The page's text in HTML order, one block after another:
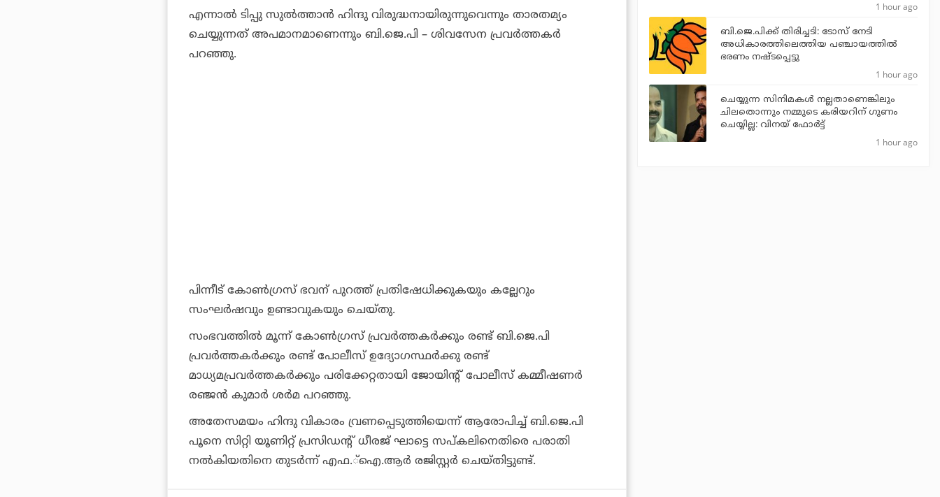
എന്നാല്‍ ടിപ്പു സുല്‍ത്താന്‍ ഹിന്ദു വിരുദ്ധനായിരുന്നുവെന്നും താരതമ്യം
ചെയ്യുന്നത് അപമാനമാണെന്നും ബി.ജെ.പി – ശിവസേന പ്രവര്‍ത്തകര്‍
പറഞ്ഞു.
പിന്നീട് കോണ്‍ഗ്രസ് ഭവന് പുറത്ത് പ്രതിഷേധിക്കുകയും കല്ലേറും
സംഘര്‍ഷവും ഉണ്ടാവുകയും ചെയ്തു.
സംഭവത്തില്‍ മൂന്ന് കോണ്‍ഗ്രസ് പ്രവര്‍ത്തകര്‍ക്കും രണ്ട് ബി.ജെ.പി
പ്രവര്‍ത്തകര്‍ക്കും രണ്ട് പോലീസ് ഉദ്യോഗസ്ഥര്‍ക്കു രണ്ട്
മാധ്യമപ്രവര്‍ത്തകര്‍ക്കും പരിക്കേറ്റതായി ജോയിന്റ് പോലീസ് കമ്മീഷണര്‍
രഞ്ജന്‍ കുമാര്‍ ശര്‍മ പറഞ്ഞു.
അതേസമയം ഹിന്ദു വികാരം വ്രണപ്പെടുത്തിയെന്ന് ആരോപിച്ച് ബി.ജെ.പി
പൂനെ സിറ്റി യൂണിറ്റ് പ്രസിഡന്റ് ധീരജ് ഘാട്ടെ സപ്കലിനെതിരെ പരാതി
നല്‍കിയതിനെ തുടര്‍ന്ന് എഫ.്ഐ.ആര്‍ രജിസ്റ്റര്‍ ചെയ്തിട്ടുണ്ട്.
1 hour ago
ബി.ജെ.പിക്ക് തിരിച്ചടി: ടോസ് നേടി
അധികാരത്തിലെത്തിയ പഞ്ചായത്തില്‍
ഭരണം നഷ്ടപ്പെട്ടു
1 hour ago
ചെയ്യുന്ന സിനിമകൾ നല്ലതാണെങ്കിലും
ചിലതൊന്നും നമ്മുടെ കരിയറിന് ഗുണം
ചെയ്യില്ല: വിനയ് ഫോർട്ട്
1 hour ago